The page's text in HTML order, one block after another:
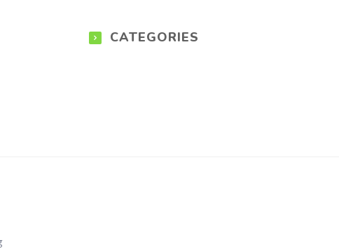
CATEGORIES